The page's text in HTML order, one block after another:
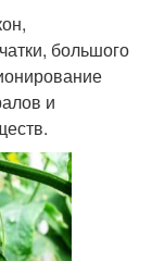
большого
и